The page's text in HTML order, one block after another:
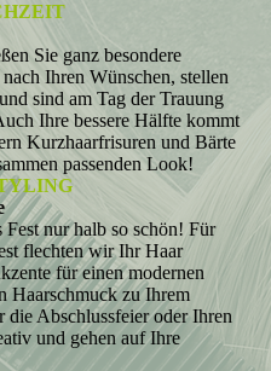
Sie ganz besondere
Ihren Wünschen, stellen
sind am Tag der Trauung
Ihre bessere Hälfte kommt
Kurzhaarfrisuren und Bärte
passenden Look!
nur halb so schön! Für
flechten wir Ihr Haar
für einen modernen
Haarschmuck zu Ihrem
Abschlussfeier oder Ihren
und gehen auf Ihre